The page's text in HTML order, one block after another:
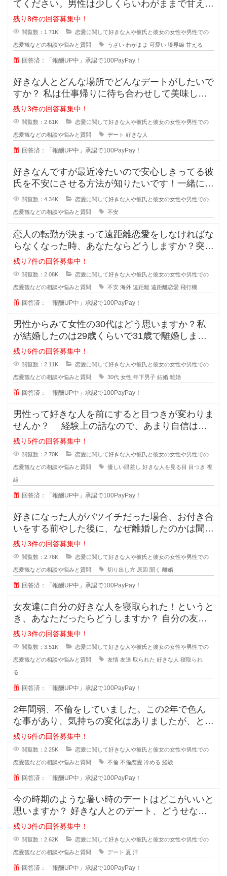
てください。男性は少しくらいわがままで甘えて
くれる女性が好きと言いますが、あ
残り8件の回答募集中！
閲覧数：1.71K 恋愛に関して好きな人や彼氏と彼女の女性や男性での
恋愛観などの相談や悩みと質問 うざい わがまま 可愛い 境界線 甘える
回答済：「報酬UP中」承認で100PayPay！
好きな人とどんな場所でどんなデートがしたいで
すか？ 私は仕事帰りに待ち合わせして美味しい
ものを一緒に食べながら時間を過ご
残り3件の回答募集中！
閲覧数：2.61K 恋愛に関して好きな人や彼氏と彼女の女性や男性での
恋愛観などの相談や悩みと質問 デート 好きな人
回答済：「報酬UP中」承認で100PayPay！
好きなんですが最近冷たいので安心しきってる彼
氏を不安にさせる方法が知りたいです！一緒にい
るのが当たり前になってしまってる
閲覧数：4.34K 恋愛に関して好きな人や彼氏と彼女の女性や男性での
恋愛観などの相談や悩みと質問 不安
恋人の転勤が決まって遠距離恋愛をしなければな
らなくなった時、あなたならどうしますか？突然
恋人の転勤が決まって遠距離に..
残り7件の回答募集中！
閲覧数：2.08K 恋愛に関して好きな人や彼氏と彼女の女性や男性での
恋愛観などの相談や悩みと質問 不安 海外 遠距離 遠距離恋愛 飛行機
回答済：「報酬UP中」承認で100PayPay！
男性からみて女性の30代はどう思いますか？私
が結婚したのは29歳くらいで31歳で離婚しまし
たが、30歳の誕生日の時に元旦
残り6件の回答募集中！
閲覧数：2.11K 恋愛に関して好きな人や彼氏と彼女の女性や男性での
恋愛観などの相談や悩みと質問 30代 女性 年下男子 結婚 離婚
回答済：「報酬UP中」承認で100PayPay！
男性って好きな人を前にすると目つきが変わりま
せんか？ 経験上の話なので、あまり自信はな
いのですが... なんというか、
残り5件の回答募集中！
閲覧数：2.70K 恋愛に関して好きな人や彼氏と彼女の女性や男性での
恋愛観などの相談や悩みと質問 優しい眼差し 好きな人を見る目 目つき 視
線
回答済：「報酬UP中」承認で100PayPay！
好きになった人がバツイチだった場合、お付き合
いをする前やした後に、なぜ離婚したのかは聞き
ますか？ 離婚した原因を聞
残り3件の回答募集中！
閲覧数：2.76K 恋愛に関して好きな人や彼氏と彼女の女性や男性での
恋愛観などの相談や悩みと質問 切り出し方 原因 聞く 離婚
回答済：「報酬UP中」承認で100PayPay！
女友達に自分の好きな人を寝取られた！というと
き、あなただったらどうしますか？ 自分の友達
に好きな人の話をするのは女
残り3件の回答募集中！
閲覧数：3.51K 恋愛に関して好きな人や彼氏と彼女の女性や男性での
恋愛観などの相談や悩みと質問 友情 友達 取られた 好きな人 寝取られ
る
回答済：「報酬UP中」承認で100PayPay！
2年間弱、不倫をしていました。この2年で色ん
な事があり、気持ちの変化はありましたが、とに
かく彼の事が大好きで一緒にいれる
残り6件の回答募集中！
閲覧数：2.25K 恋愛に関して好きな人や彼氏と彼女の女性や男性での
恋愛観などの相談や悩みと質問 不倫 不倫恋愛 冷める 経験
回答済：「報酬UP中」承認で100PayPay！
今の時期のような暑い時のデートはどこがいいと
思いますか？ 好きな人とのデート、どうせなら
街を散策したりデートスポッ
残り3件の回答募集中！
閲覧数：2.62K 恋愛に関して好きな人や彼氏と彼女の女性や男性での
恋愛観などの相談や悩みと質問 デート 夏 汗
回答済：「報酬UP中」承認で100PayPay！